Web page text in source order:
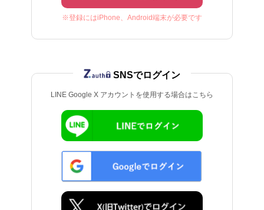
※登録にはiPhone、Android端末が必要です
LINE Google X アカウントを使用する場合はこちら
SNSでログイン